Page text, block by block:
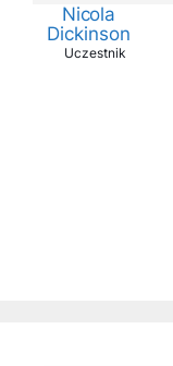
Nicola
Dickinson
Uczestnik